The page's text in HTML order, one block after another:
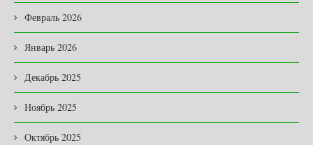
Февраль 2026
Январь 2026
Декабрь 2025
Ноябрь 2025
Октябрь 2025